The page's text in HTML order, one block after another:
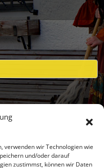
verwenden wir Technologien wie
und/oder darauf
zustimmst, können wir Daten